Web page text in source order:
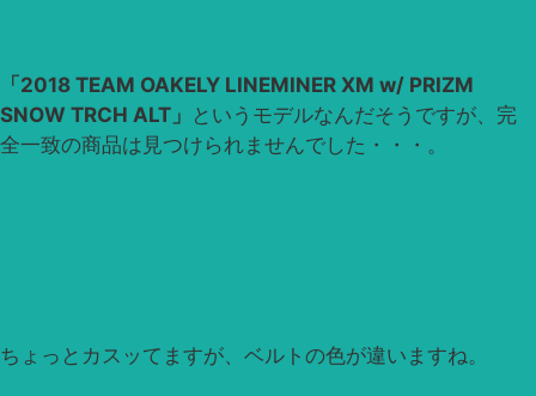
「2018 TEAM OAKELY LINEMINER XM w/ PRIZM
SNOW TRCH ALT」 というモデルなんだそうですが、完
全一致の商品は見つけられませんでした・・・。
ちょっとカスッてますが、ベルトの色が違いますね。